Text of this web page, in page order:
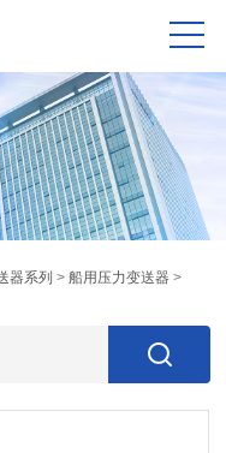
器系列 >船用压力变送器 >